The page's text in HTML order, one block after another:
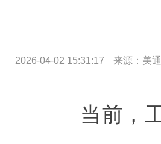
2026-04-02 15:31:17 来源：美
当前，工